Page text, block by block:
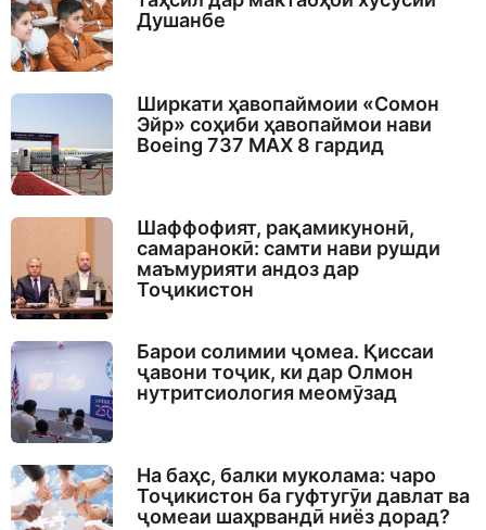
Душанбе
Ширкати ҳавопаймоии «Сомон
Эйр» соҳиби ҳавопаймои нави
Boeing 737 MAX 8 гардид
Шаффофият, рақамикунонӣ,
самаранокӣ: самти нави рушди
маъмурияти андоз дар
Тоҷикистон
Барои солимии ҷомеа. Қиссаи
ҷавони тоҷик, ки дар Олмон
нутритсиология меомӯзад
На баҳс, балки муколама: чаро
Тоҷикистон ба гуфтугӯи давлат ва
ҷомеаи шаҳрвандӣ ниёз дорад?